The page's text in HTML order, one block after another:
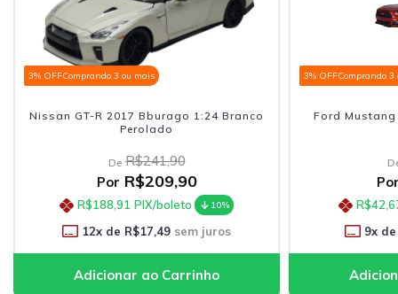
3% OFFComprando 3 ou mais
Nissan GT-R 2017 Bburago 1:24 Branco
Perolado
De R$241,90
Por R$209,90
R$188,91 PIX/boleto 10%
12x de R$17,49 sem juros
3% OFFComprando 3
Ford
9x de